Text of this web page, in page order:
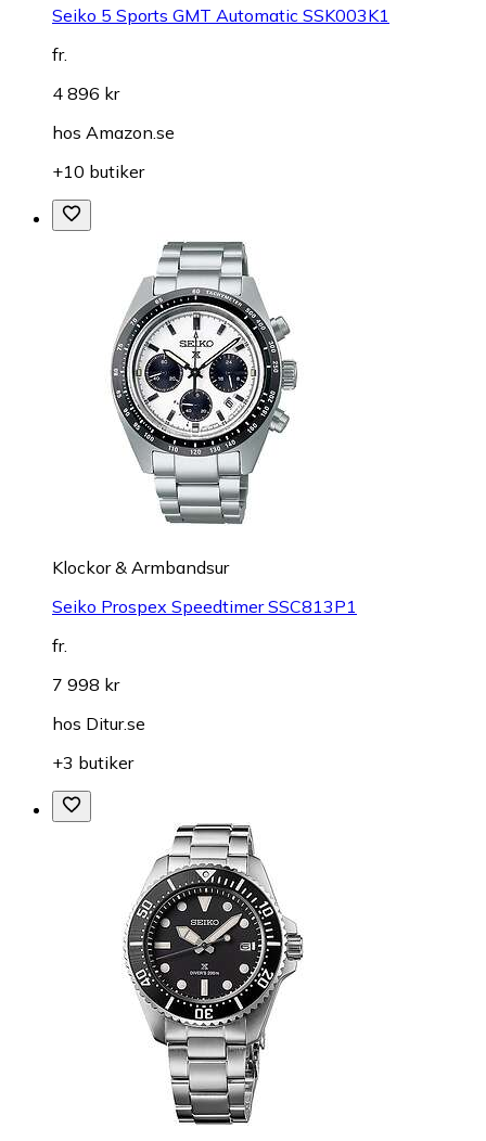
Seiko 5 Sports GMT Automatic SSK003K1
fr.
4 896 kr
hos Amazon.se
+10 butiker
Klockor & Armbandsur
Seiko Prospex Speedtimer SSC813P1
fr.
7 998 kr
hos Ditur.se
+3 butiker